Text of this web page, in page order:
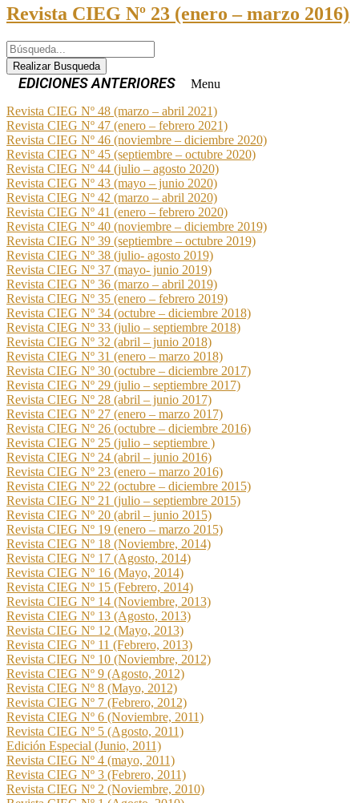
Revista CIEG Nº 23 (enero – marzo 2016)
Realizar Busqueda
Menu
Revista CIEG Nº 2 (Noviembre, 2010)
Revista CIEG Nº 3 (Febrero, 2011)
Revista CIEG Nº 4 (mayo, 2011)
Edición Especial (Junio, 2011)
Revista CIEG Nº 5 (Agosto, 2011)
Revista CIEG Nº 6 (Noviembre, 2011)
Revista CIEG Nº 7 (Febrero, 2012)
Revista CIEG Nº 8 (Mayo, 2012)
Revista CIEG Nº 9 (Agosto, 2012)
Revista CIEG Nº 10 (Noviembre, 2012)
Revista CIEG Nº 11 (Febrero, 2013)
Revista CIEG Nº 12 (Mayo, 2013)
Revista CIEG Nº 13 (Agosto, 2013)
Revista CIEG Nº 14 (Noviembre, 2013)
Revista CIEG Nº 15 (Febrero, 2014)
Revista CIEG Nº 16 (Mayo, 2014)
Revista CIEG Nº 17 (Agosto, 2014)
Revista CIEG Nº 18 (Noviembre, 2014)
Revista CIEG Nº 19 (enero – marzo 2015)
Revista CIEG Nº 20 (abril – junio 2015)
Revista CIEG Nº 21 (julio – septiembre 2015)
Revista CIEG Nº 22 (octubre – diciembre 2015)
Revista CIEG Nº 23 (enero – marzo 2016)
Revista CIEG Nº 24 (abril – junio 2016)
Revista CIEG Nº 25 (julio – septiembre )
Revista CIEG Nº 26 (octubre – diciembre 2016)
Revista CIEG Nº 27 (enero – marzo 2017)
Revista CIEG Nº 28 (abril – junio 2017)
Revista CIEG Nº 29 (julio – septiembre 2017)
Revista CIEG Nº 30 (octubre – diciembre 2017)
Revista CIEG Nº 31 (enero – marzo 2018)
Revista CIEG Nº 32 (abril – junio 2018)
Revista CIEG Nº 33 (julio – septiembre 2018)
Revista CIEG Nº 34 (octubre – diciembre 2018)
Revista CIEG Nº 35 (enero – febrero 2019)
Revista CIEG Nº 36 (marzo – abril 2019)
Revista CIEG Nº 37 (mayo- junio 2019)
Revista CIEG Nº 38 (julio- agosto 2019)
Revista CIEG Nº 39 (septiembre – octubre 2019)
Revista CIEG Nº 40 (noviembre – diciembre 2019)
Revista CIEG Nº 41 (enero – febrero 2020)
Revista CIEG Nº 42 (marzo – abril 2020)
Revista CIEG Nº 43 (mayo – junio 2020)
Revista CIEG Nº 44 (julio – agosto 2020)
Revista CIEG Nº 45 (septiembre – octubre 2020)
Revista CIEG Nº 46 (noviembre – diciembre 2020)
Revista CIEG Nº 47 (enero – febrero 2021)
Revista CIEG Nº 48 (marzo – abril 2021)